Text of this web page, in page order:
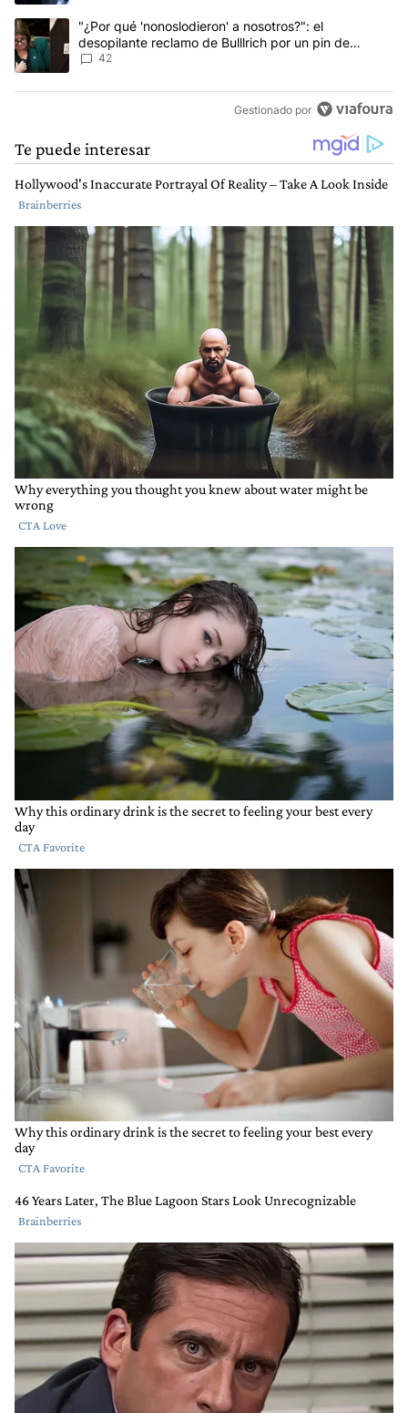
Un artículo de tendencia con el título ""¿Por qué 'nonoslodieron'
"¿Por qué 'nonoslodieron' a nosotros?": el
desopilante reclamo de Bulllrich por un pin de
Malvinas
42
Gestionado por